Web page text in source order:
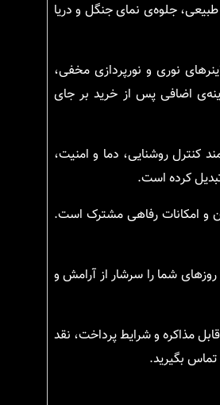
طبیعی، جلوه‌ی نمای جنگل و دریا
نوری و نورپردازی مخفی،
اضافی پس از خرید بر جای
کنترل روشنایی، دما و امنیت،
کرده است.
بازی کودکان و امکانات رفاهی مشترک است.
روزهای شما را سرشار از آرامش و
مذاکره و شرایط پرداخت، نقد
بگیرید.